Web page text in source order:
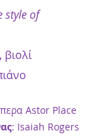
style of
Astor Place
: Isaiah Rogers